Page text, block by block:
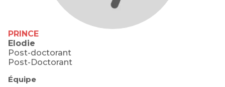
PRINCE
Elodie
Post-doctorant
Post-Doctorant
Équipe